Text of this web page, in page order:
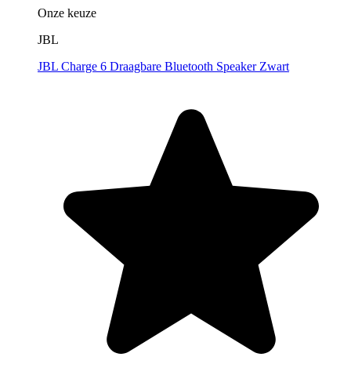
Onze keuze
JBL
JBL Charge 6 Draagbare Bluetooth Speaker Zwart